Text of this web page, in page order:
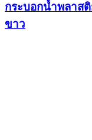
กระบอกน้ำพลาส
ขาว